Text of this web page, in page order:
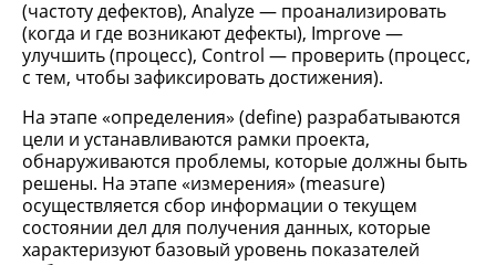
(частоту дефектов), Analyze — проанализировать
(когда и где возникают дефекты), Improve —
улучшить (процесс), Control — проверить (процесс,
с тем, чтобы зафиксировать достижения).
На этапе «определения» (define) разрабатываются
цели и устанавливаются рамки проекта,
обнаруживаются проблемы, которые должны быть
решены. На этапе «измерения» (measure)
осуществляется сбор информации о текущем
состоянии дел для получения данных, которые
характеризуют базовый уровень показателей